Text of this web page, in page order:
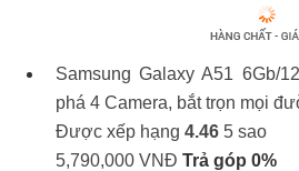
Samsung Galaxy A51 6Gb/
phá 4 Camera, bắt trọn mọi
Được xếp hạng 4.46 5 sao
5,790,000 VNĐ Trả góp 0%